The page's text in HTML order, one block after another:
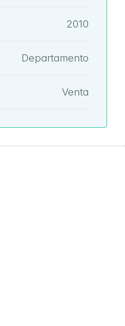
2010
Departamento
Venta